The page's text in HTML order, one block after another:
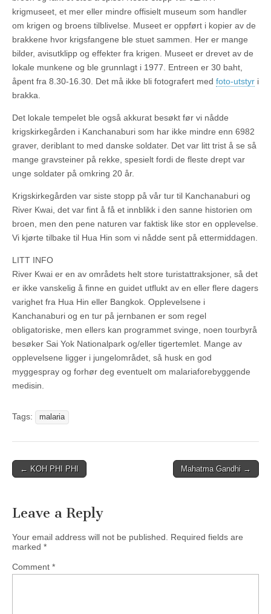
krigmuseet, et mer eller mindre offisielt museum som handler
om krigen og broens tilblivelse. Museet er oppført i kopier av de
brakkene hvor krigsfangene ble stuet sammen. Her er mange
bilder, avisutklipp og effekter fra krigen. Museet er drevet av de
lokale munkene og ble grunnlagt i 1977. Entreen er 30 baht,
åpent fra 8.30-16.30. Det må ikke bli fotografert med foto-utstyr i
brakka.
Det lokale tempelet ble også akkurat besøkt før vi nådde
krigskirkegården i Kanchanaburi som har ikke mindre enn 6982
graver, deriblant to med danske soldater. Det var litt trist å se så
mange gravsteiner på rekke, spesielt fordi de fleste drept var
unge soldater på omkring 20 år.
Krigskirkegården var siste stopp på vår tur til Kanchanaburi og
River Kwai, det var fint å få et innblikk i den sanne historien om
broen, men den pene naturen var faktisk like stor en opplevelse.
Vi kjørte tilbake til Hua Hin som vi nådde sent på ettermiddagen.
LITT INFO
River Kwai er en av områdets helt store turistattraksjoner, så det
er ikke vanskelig å finne en guidet utflukt av en eller flere dagers
varighet fra Hua Hin eller Bangkok. Opplevelsene i
Kanchanaburi og en tur på jernbanen er som regel
obligatoriske, men ellers kan programmet svinge, noen tourbyrå
besøker Sai Yok Nationalpark og/eller tigertemlet. Mange av
opplevelsene ligger i jungelområdet, så husk en god
myggespray og forhør deg eventuelt om malariaforebyggende
medisin.
Tags: malaria
Post
← KOH PHI PHI Mahatma Gandhi →
Leave a Reply
Your email address will not be published. Required fields are
marked *
Comment *